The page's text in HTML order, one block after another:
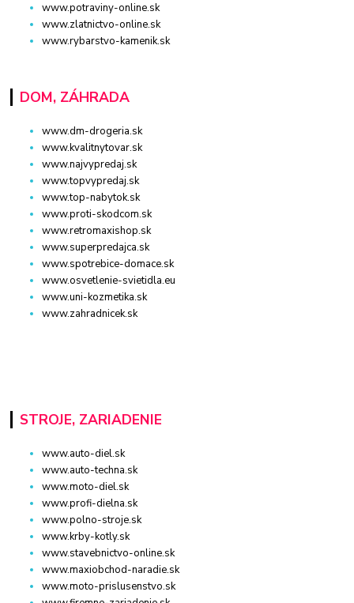
www.potraviny-online.sk
www.zlatnictvo-online.sk
www.rybarstvo-kamenik.sk
DOM, ZÁHRADA
www.dm-drogeria.sk
www.kvalitnytovar.sk
www.najvypredaj.sk
www.topvypredaj.sk
www.top-nabytok.sk
www.proti-skodcom.sk
www.retromaxishop.sk
www.superpredajca.sk
www.spotrebice-domace.sk
www.osvetlenie-svietidla.eu
www.uni-kozmetika.sk
www.zahradnicek.sk
STROJE, ZARIADENIE
www.auto-diel.sk
www.auto-techna.sk
www.moto-diel.sk
www.profi-dielna.sk
www.polno-stroje.sk
www.krby-kotly.sk
www.stavebnictvo-online.sk
www.maxiobchod-naradie.sk
www.moto-prislusenstvo.sk